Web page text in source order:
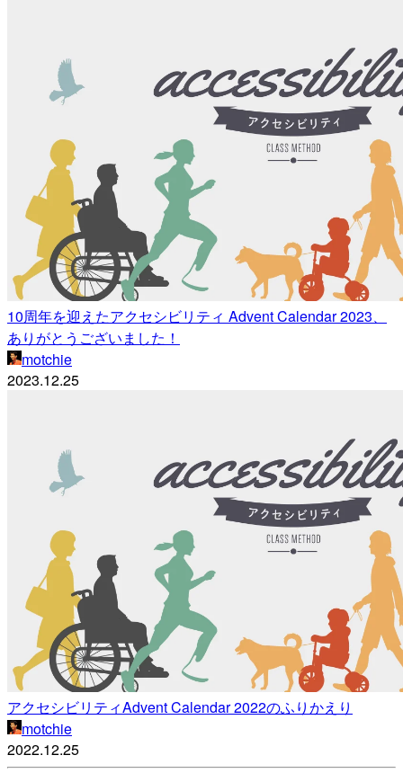
10周年を迎えたアクセシビリティ Advent Calendar 2023、
ありがとうございました！
motchie
2023.12.25
アクセシビリティAdvent Calendar 2022のふりかえり
motchie
2022.12.25